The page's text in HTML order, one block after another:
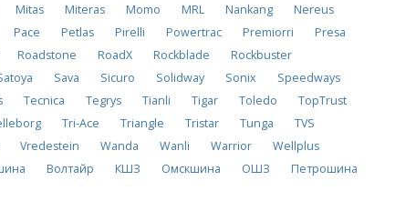
Mitas Miteras Momo MRL Nankang
Nereus
Pace Petlas Pirelli Powertrac Premiorri
Presa
Roadstone RoadX Rockblade
Rockbuster
Sava Sicuro Solidway Sonix
Speedways
Tecnica Tegrys Tianli Tigar Toledo
TopTrust
Tri-Ace Triangle Tristar Tunga
TVS
Vredestein Wanda Wanli Warrior
Wellplus
Волтайр КШЗ Омскшина ОШЗ Петрошина